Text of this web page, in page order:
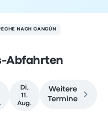
NACH CANCÚN
Abfahrten
Di,
11.
Aug.
Weitere
Termine